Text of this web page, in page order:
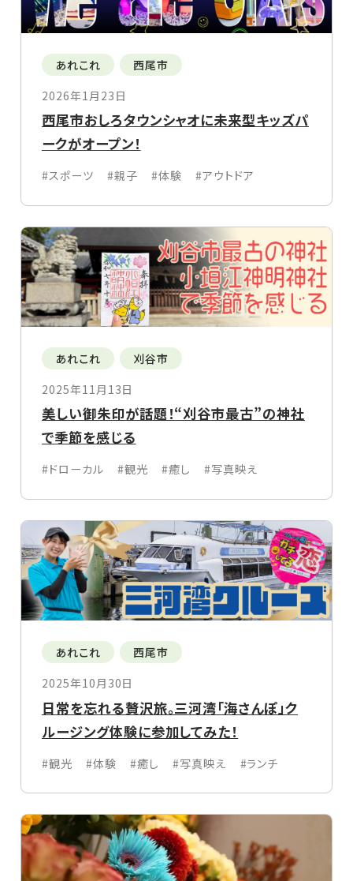
あれこれ
西尾市
2026年1月23日
西尾市おしろタウンシャオに未来型キッズパ
ークがオープン！
#スポーツ #親子 #体験 #アウトドア
あれこれ
刈谷市
2025年11月13日
美しい御朱印が話題！“刈谷市最古”の神社
で季節を感じる
#ドローカル #観光 #癒し #写真映え
あれこれ
西尾市
2025年10月30日
日常を忘れる贅沢旅。三河湾「海さんぽ」ク
ルージング体験に参加してみた！
#観光 #体験 #癒し #写真映え #ランチ